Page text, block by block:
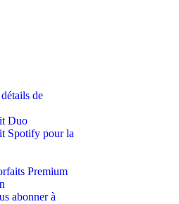
de
Duo
Spotify pour la
Premium
abonner à